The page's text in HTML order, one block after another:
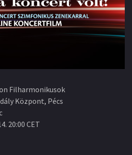
Filharmonikusok
Központ, Pécs
20:00 CET